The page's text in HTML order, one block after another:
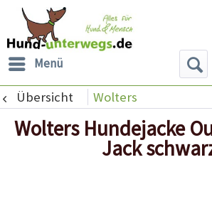
Menü
Übersicht Wolters
Wolters Hundejacke
Jack